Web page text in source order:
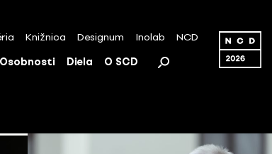
Knižnica Designum Inolab NCD
Osobnosti Diela O SCD